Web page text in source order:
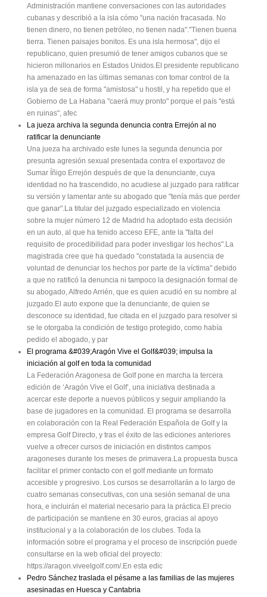
Administración mantiene conversaciones con las autoridades
cubanas y describió a la isla cómo "una nación fracasada. No
tienen dinero, no tienen petróleo, no tienen nada"."Tienen buena
tierra. Tienen paisajes bonitos. Es una isla hermosa", dijo el
republicano, quien presumió de tener amigos cubanos que se
hicieron millonarios en Estados Unidos.El presidente republicano
ha amenazado en las últimas semanas con tomar control de la
isla ya de sea de forma "amistosa" u hostil, y ha repetido que el
Gobierno de La Habana "caerá muy pronto" porque el país "está
en ruinas", afec
La jueza archiva la segunda denuncia contra Errejón al no
ratificar la denunciante
Una jueza ha archivado este lunes la segunda denuncia por
presunta agresión sexual presentada contra el exportavoz de
Sumar Íñigo Errejón después de que la denunciante, cuya
identidad no ha trascendido, no acudiese al juzgado para ratificar
su versión y lamentar ante su abogado que "tenía más que perder
que ganar".La titular del juzgado especializado en violencia
sobre la mujer número 12 de Madrid ha adoptado esta decisión
en un auto, al que ha tenido acceso EFE, ante la "falta del
requisito de procedibilidad para poder investigar los hechos".La
magistrada cree que ha quedado "constatada la ausencia de
voluntad de denunciar los hechos por parte de la víctima" debido
a que no ratificó la denuncia ni tampoco la designación formal de
su abogado, Alfredo Arrién, que es quien acudió en su nombre al
juzgado.El auto expone que la denunciante, de quien se
desconoce su identidad, fue citada en el juzgado para resolver si
se le otorgaba la condición de testigo protegido, como había
pedido el abogado, y par
El programa &#039;Aragón Vive el Golf&#039; impulsa la
iniciación al golf en toda la comunidad
La Federación Aragonesa de Golf pone en marcha la tercera
edición de ‘Aragón Vive el Golf’, una iniciativa destinada a
acercar este deporte a nuevos públicos y seguir ampliando la
base de jugadores en la comunidad. El programa se desarrolla
en colaboración con la Real Federación Española de Golf y la
empresa Golf Directo, y tras el éxito de las ediciones anteriores
vuelve a ofrecer cursos de iniciación en distintos campos
aragoneses durante los meses de primavera.La propuesta busca
facilitar el primer contacto con el golf mediante un formato
accesible y progresivo. Los cursos se desarrollarán a lo largo de
cuatro semanas consecutivas, con una sesión semanal de una
hora, e incluirán el material necesario para la práctica.El precio
de participación se mantiene en 30 euros, gracias al apoyo
institucional y a la colaboración de los clubes. Toda la
información sobre el programa y el proceso de inscripción puede
consultarse en la web oficial del proyecto:
https://aragon.viveelgolf.com/.En esta edic
Pedro Sánchez traslada el pésame a las familias de las mujeres
asesinadas en Huesca y Cantabria